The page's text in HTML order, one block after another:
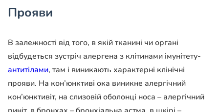
Прояви
В залежності від того, в якій тканині чи органі
відбудеться зустріч алергена з клітинами імунітету-
антитілами, там і виникають характерні клінічні
прояви. На кон’юнктиві ока виникне алергічний
кон’юнктивіт, на слизовій оболонці носа – алергічний